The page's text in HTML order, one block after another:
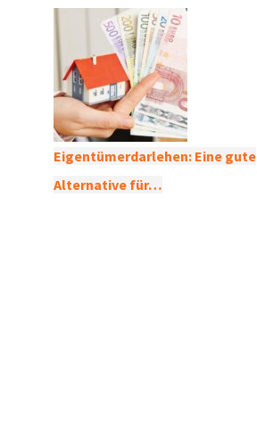
Eigentümerdarlehen: Eine gute
Alternative für…